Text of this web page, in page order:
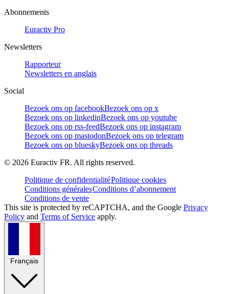
Abonnements
Euractiv Pro
Newsletters
Rapporteur
Newsletters en anglais
Social
Bezoek ons op facebookBezoek ons op x
Bezoek ons op linkedinBezoek ons op youtube
Bezoek ons op rss-feedBezoek ons op instagram
Bezoek ons op mastodonBezoek ons op telegram
Bezoek ons op blueskyBezoek ons op threads
© 2026 Euractiv FR. All rights reserved.
Politique de confidentialitéPolitique cookies
Conditions généralesConditions d’abonnement
Conditions de vente
This site is protected by reCAPTCHA, and the Google Privacy
Policy and Terms of Service apply.
Français